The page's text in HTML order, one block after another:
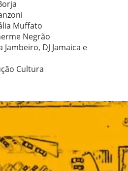
Muffato
Negrão
DJ Jamaica e
Cultura